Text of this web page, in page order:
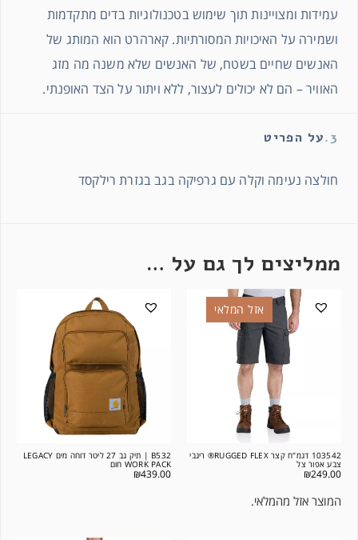
עמידות ומצויינות תוך שימוש בטכנולוגיות בדים מתקדמות
ושמירה על האיכויות המסורתיות. קארהרט הוא המותג של
האנשים שחיים בשטח, של האנשים שלא משנה מה מזג
האוויר – הם לא יכולים לעצור, ללא ויתור על הצד האופנתי.
3. על הפריט
חולצה נעימה וקלה עם גרפיקה בגב בגזרת רילקסד
ממליצים לך גם על …
אזל המלאי
103542 דגמ"ח קצר RUGGED FLEX® ריגבי
צבע אפור צל
₪249.00
המוצר אזל מהמלאי.
B532 | תיק גב 27 ליטר דוחה מים LEGACY
WORK PACK חום
₪439.00